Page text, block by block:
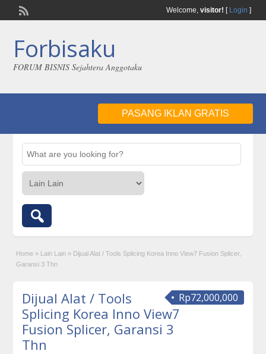
Welcome, visitor! [ Login ]
Forbisaku
FORUM BISNIS Sejahtera Anggotaku
PASANG IKLAN GRATIS
Home » Lain Lain » Dijual Alat / Tools Splicing Korea Inno View7 Fusion Splicer,
Garansi 3 Thn
Rp72,000,000
Dijual Alat / Tools
Splicing Korea Inno View7
Fusion Splicer, Garansi 3
Thn